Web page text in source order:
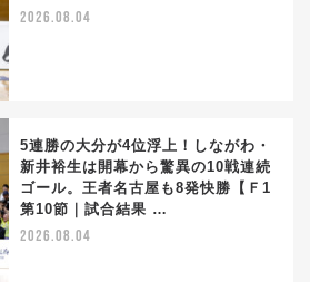
2026.08.04
5連勝の大分が4位浮上！しながわ・
新井裕生は開幕から驚異の10戦連続
ゴール。王者名古屋も8発快勝【Ｆ1
第10節｜試合結果 …
2026.08.04